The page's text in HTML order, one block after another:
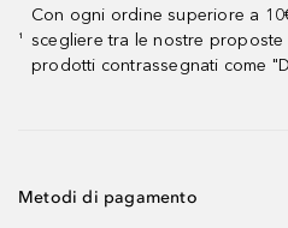
¹
Con ogni ordine superiore a
scegliere tra le nostre
prodotti contrassegnati come
Metodi di pagamento